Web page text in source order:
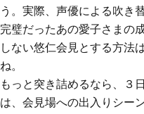
う。実際、声優による吹き
完璧だったあの愛子さまの
しない悠仁会見とする方法
ね。
もっと突き詰めるなら、３
は、会見場への出入りシー